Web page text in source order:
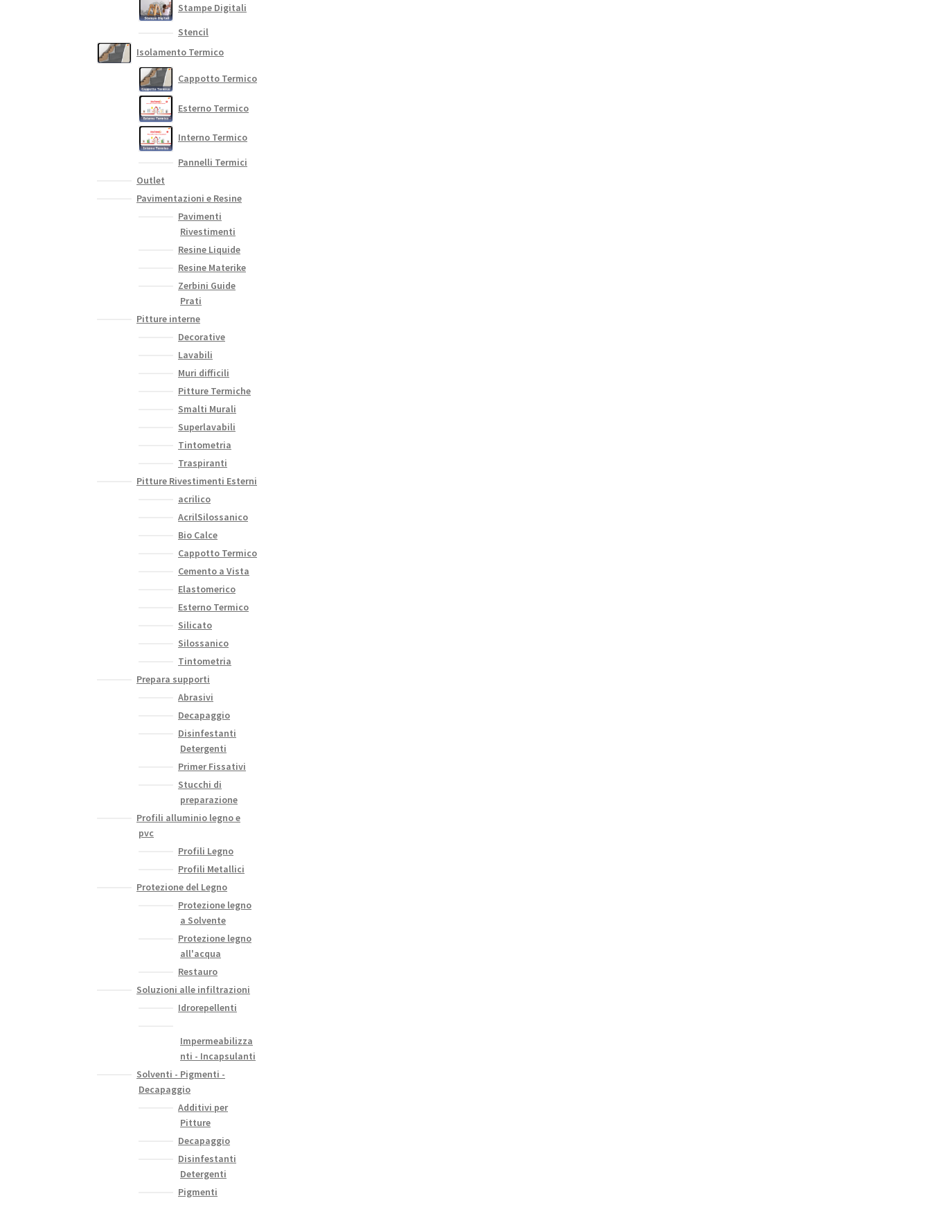
Stampe Digitali
Stencil
Isolamento Termico
Cappotto Termico
Esterno Termico
Interno Termico
Pannelli Termici
Outlet
Pavimentazioni e Resine
Pavimenti
Rivestimenti
Resine Liquide
Resine Materike
Zerbini Guide
Prati
Pitture interne
Decorative
Lavabili
Muri difficili
Pitture Termiche
Smalti Murali
Superlavabili
Tintometria
Traspiranti
Pitture Rivestimenti Esterni
acrilico
AcrilSilossanico
Bio Calce
Cappotto Termico
Cemento a Vista
Elastomerico
Esterno Termico
Silicato
Silossanico
Tintometria
Prepara supporti
Abrasivi
Decapaggio
Disinfestanti
Detergenti
Primer Fissativi
Stucchi di
preparazione
Profili alluminio legno e
pvc
Profili Legno
Profili Metallici
Protezione del Legno
Protezione legno
a Solvente
Protezione legno
all'acqua
Restauro
Soluzioni alle infiltrazioni
Idrorepellenti
Impermeabilizza
nti - Incapsulanti
Solventi - Pigmenti -
Decapaggio
Additivi per
Pitture
Decapaggio
Disinfestanti
Detergenti
Pigmenti